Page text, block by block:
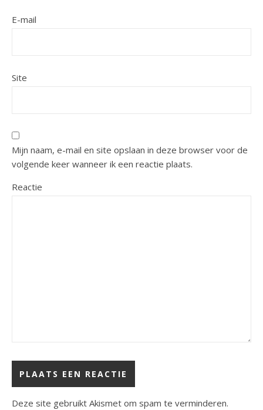
E-mail
Site
Mijn naam, e-mail en site opslaan in deze browser voor de
volgende keer wanneer ik een reactie plaats.
Reactie
Deze site gebruikt Akismet om spam te verminderen.